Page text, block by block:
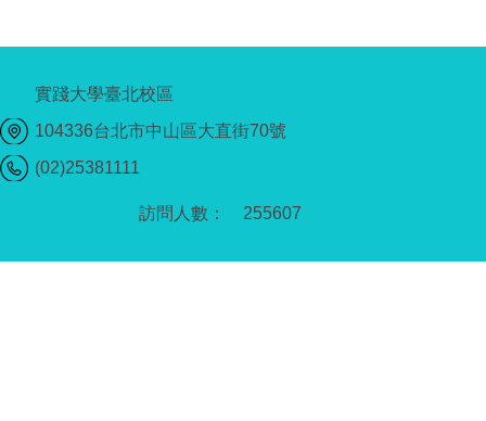
255607
實踐大學臺北校區
104336台北市中山區大直街70號
(02)25381111